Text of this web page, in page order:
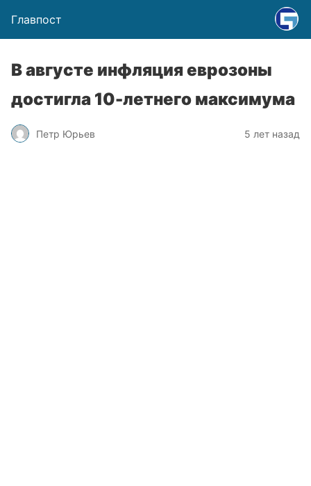
Главпост
В августе инфляция еврозоны
достигла 10-летнего максимума
Петр Юрьев 5 лет назад